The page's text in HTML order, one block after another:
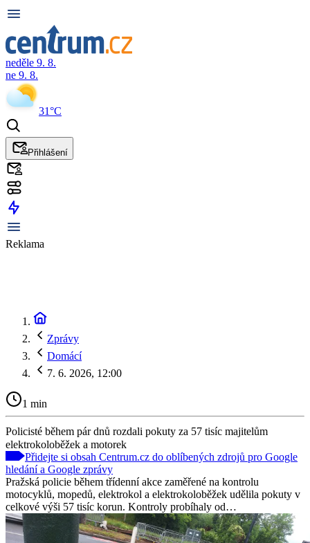
neděle 9. 8.
ne 9. 8.
31°C
Přihlášení
Reklama
Zprávy
Domácí
7. 6. 2026, 12:00
1 min
Policisté během pár dnů rozdali pokuty za 57 tisíc majitelům
elektrokoloběžek a motorek
Přidejte si obsah Centrum.cz do oblíbených zdrojů pro Google
hledání a Google zprávy
Pražská policie během třídenní akce zaměřené na kontrolu
motocyklů, mopedů, elektrokol a elektrokoloběžek udělila pokuty v
celkové výši 57 tisíc korun. Kontroly probíhaly od…